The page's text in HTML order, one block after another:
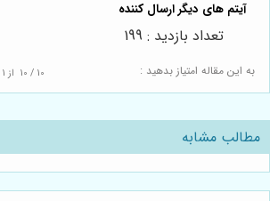
به این مقاله امتیاز بدهید : 10 / 10 از 1
تعداد بازدید : 199
مطالب مشابه